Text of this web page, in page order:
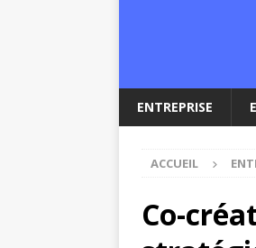
ENTREPRISE
ACCUEIL
Co-